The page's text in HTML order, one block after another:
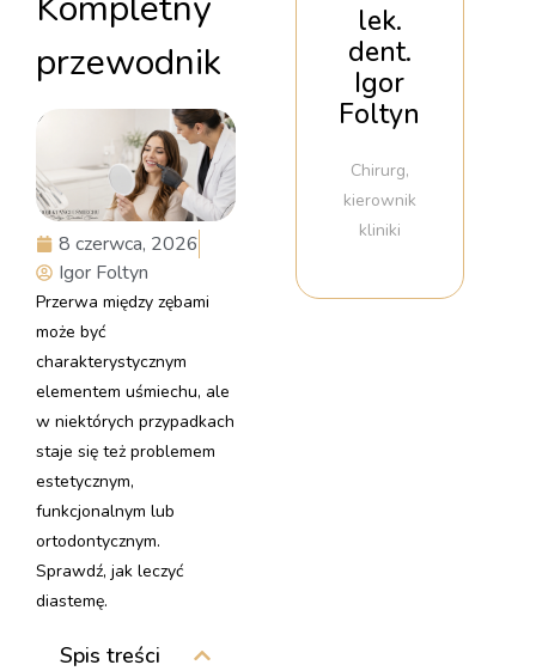
przewodnik
8 czerwca, 2026
Igor Foltyn
Przerwa między zębami
może być
charakterystycznym
elementem uśmiechu, ale
w niektórych przypadkach
staje się też problemem
estetycznym,
funkcjonalnym lub
ortodontycznym.
Sprawdź, jak leczyć
diastemę.
Spis treści
lek.
dent.
Igor
Foltyn
Chirurg,
kierownik
kliniki